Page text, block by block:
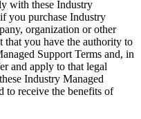
ームオペレーション
得する
する
する
ック
ィス
with these Industry
you purchase Industry
organization or other
that you have the authority to
Support Terms and, in
and apply to that legal
Industry Managed
to receive the benefits of